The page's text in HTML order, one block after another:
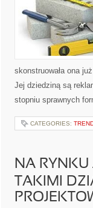
skonstruowała ona
Jej dziedziną są
stopniu sprawnych
CATEGORIES:
NA RYNKU
TAKIMI